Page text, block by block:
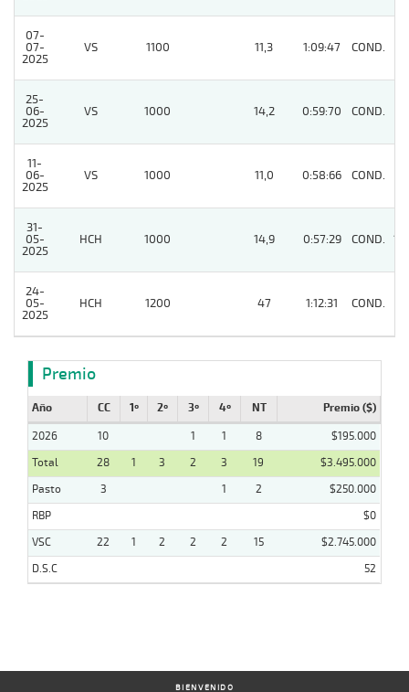
07-
07-
2025
VS 1100 11,3 1:09:47 COND.
25-
06-
2025
VS 1000 14,2 0:59:70 COND.
11-
06-
2025
VS 1000 11,0 0:58:66 COND.
31-
05-
2025
HCH 1000 14,9 0:57:29 COND. 12
24-
05-
2025
HCH 1200 47 1:12:31 COND.
Premio
Año CC 1º 2º 3º 4º NT Premio ($)
2026 10 1 1 8
$195.000
Total
28 1 3 2 3 19
$3.495.000
Pasto
3 1 2
$250.000
RBP
$0
VSC
22 1 2 2 2 15
$2.745.000
D.S.C
52
BIENVENIDO